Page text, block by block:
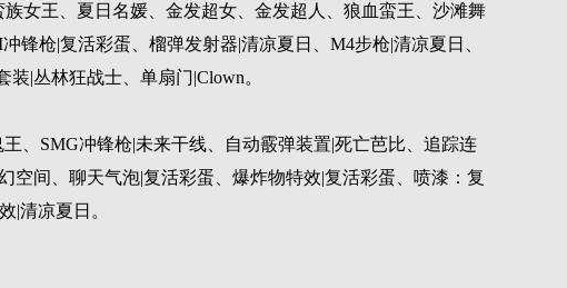
女王、夏日名媛、金发超女、金发超人、狼血蛮王、沙滩舞
锋枪|复活彩蛋、榴弹发射器|清凉夏日、M4步枪|清凉夏日、
|丛林狂战士、单扇门|Clown。
、SMG冲锋枪|未来干线、自动霰弹装置|死亡芭比、追踪连
空间、聊天气泡|复活彩蛋、爆炸物特效|复活彩蛋、喷漆：复
|清凉夏日。